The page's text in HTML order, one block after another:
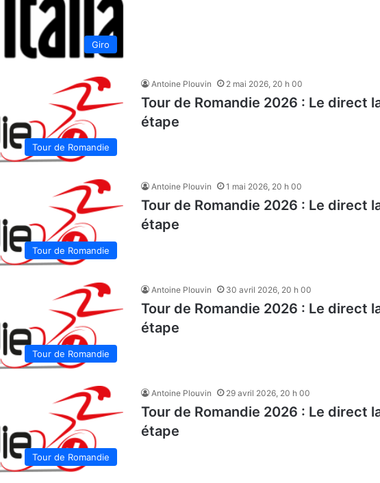
Giro
Tour de Romandie
Antoine Plouvin 2 mai 2026, 20 h 00
Tour de Romandie 2026 : Le direct
étape
Tour de Romandie
Antoine Plouvin 1 mai 2026, 20 h 00
Tour de Romandie 2026 : Le direct
étape
Tour de Romandie
Antoine Plouvin 30 avril 2026, 20 h 00
Tour de Romandie 2026 : Le direct
étape
Tour de Romandie
Antoine Plouvin 29 avril 2026, 20 h 00
Tour de Romandie 2026 : Le direct
étape